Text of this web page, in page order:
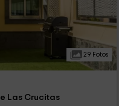
29 Fotos
Las Crucitas